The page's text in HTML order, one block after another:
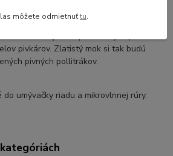
2018 si vyberiete hneď.
pivkárov. Zlatistý mok si tak budú
pivných pollitrákov.
umývačky riadu a mikrovlnnej rúry.
môžete odmietnuťtu.